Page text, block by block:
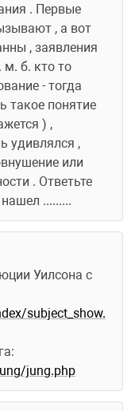
. Первые
, а вот
, заявления
м. б. кто то
- тогда
такое понятие
) ,
удивлялся ,
или
. Ответьте
.........
Уилсона с
subject_show.
jung.php